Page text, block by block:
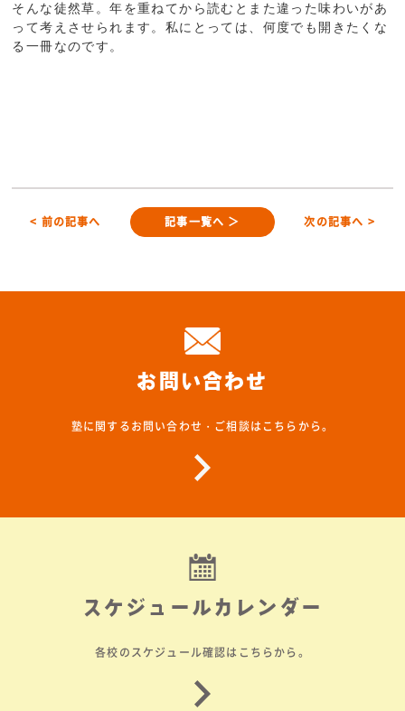
そんな徒然草。年を重ねてから読むとまた違った味わいがあ
って考えさせられます。私にとっては、何度でも開きたくな
る一冊なのです。
< 前の記事へ 記事一覧へ ＞ 次の記事へ >
お問い合わせ
塾に関するお問い合わせ・ご相談はこちらから。
スケジュールカレンダー
各校のスケジュール確認はこちらから。